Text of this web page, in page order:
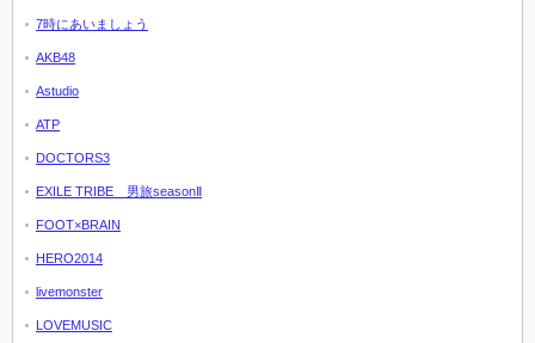
7時にあいましょう
AKB48
Astudio
ATP
DOCTORS3
EXILE TRIBE 男旅seasonⅡ
FOOT×BRAIN
HERO2014
livemonster
LOVEMUSIC